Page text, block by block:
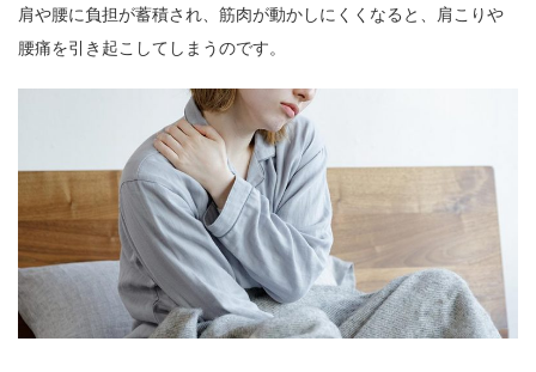
肩や腰に負担が蓄積され、筋肉が動かしにくくなると、肩こりや
腰痛を引き起こしてしまうのです。